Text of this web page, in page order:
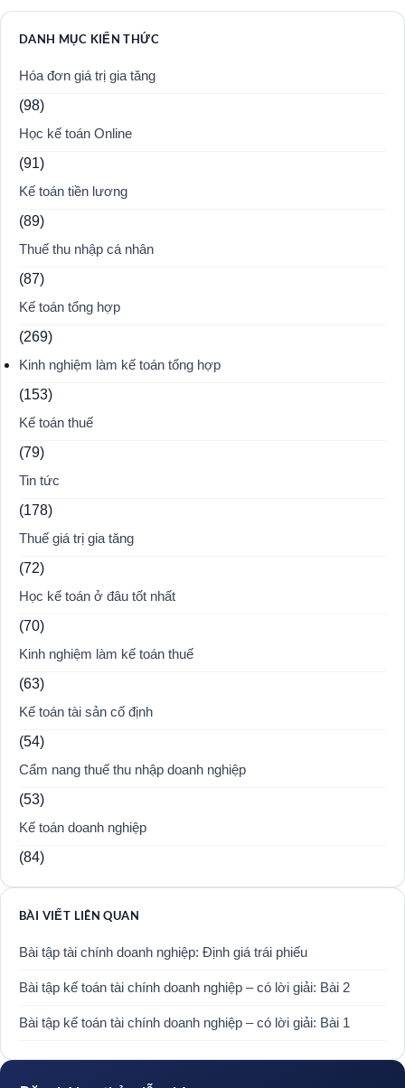
DANH MỤC KIẾN THỨC
Hóa đơn giá trị gia tăng
(98)
Học kế toán Online
(91)
Kế toán tiền lương
(89)
Thuế thu nhập cá nhân
(87)
Kế toán tổng hợp
(269)
Kinh nghiệm làm kế toán tổng hợp
(153)
Kế toán thuế
(79)
Tin tức
(178)
Thuế giá trị gia tăng
(72)
Học kế toán ở đâu tốt nhất
(70)
Kinh nghiệm làm kế toán thuế
(63)
Kế toán tài sản cố định
(54)
Cẩm nang thuế thu nhập doanh nghiệp
(53)
Kế toán doanh nghiệp
(84)
BÀI VIẾT LIÊN QUAN
Bài tập tài chính doanh nghiệp: Định giá trái phiếu
Bài tập kế toán tài chính doanh nghiệp – có lời giải: Bài 2
Bài tập kế toán tài chính doanh nghiệp – có lời giải: Bài 1